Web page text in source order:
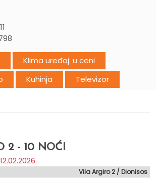
Klima uređaj: u ceni
Kuhinja Televizor
2 - 10 NOĆI
Vila Argiro 2 / Dionisos